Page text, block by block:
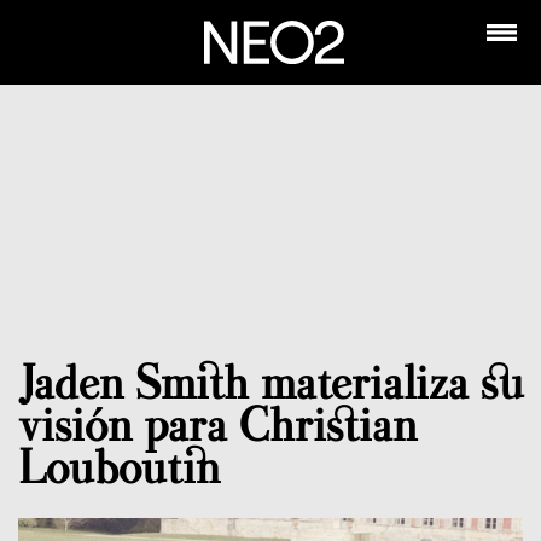
Jaden Smith materializa su
visión para Christian
Louboutin